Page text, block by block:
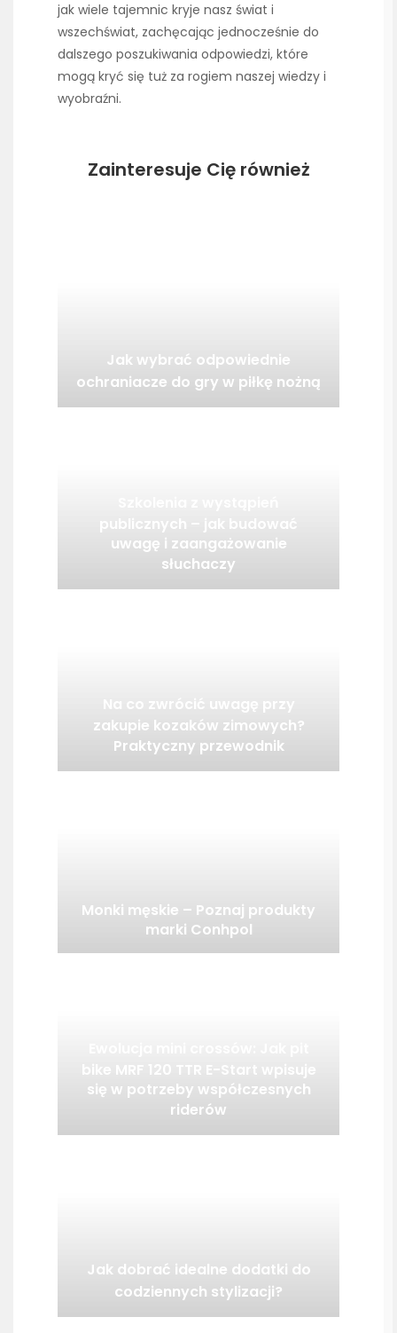
jak wiele tajemnic kryje nasz świat i
wszechświat, zachęcając jednocześnie do
dalszego poszukiwania odpowiedzi, które
mogą kryć się tuż za rogiem naszej wiedzy i
wyobraźni.
Zainteresuje Cię również
Jak wybrać odpowiednie
ochraniacze do gry w piłkę nożną
publicznych – jak budować
uwagę i zaangażowanie
słuchaczy
Na co zwrócić uwagę przy
zakupie kozaków zimowych?
Praktyczny przewodnik
Monki męskie – Poznaj produkty
marki Conhpol
bike MRF 120 TTR E-Start wpisuje
się w potrzeby współczesnych
riderów
Jak dobrać idealne dodatki do
codziennych stylizacji?